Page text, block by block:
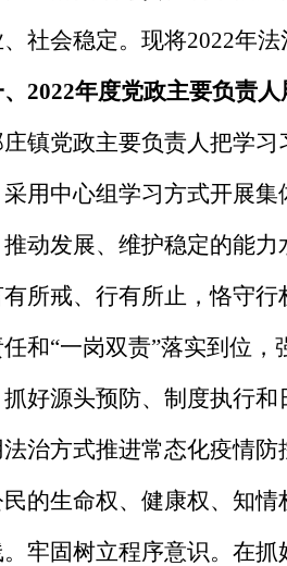
、社会稳定。现将2022年
、2022年度党政主要负责
镇党政主要负责人把学
用中心组学习方式开展
动发展、维护稳定的能
所戒、行有所止，恪守
和“一岗双责”落实到位
抓好源头预防、制度执行
治方式推进常态化疫情
民的生命权、健康权、知
牢固树立程序意识。在